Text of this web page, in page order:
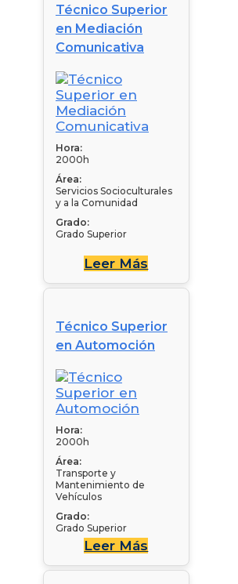
Técnico Superior
en Mediación
Comunicativa
Hora:
2000h
Área:
Servicios Socioculturales
y a la Comunidad
Grado:
Grado Superior
Leer Más
Técnico Superior
en Automoción
Hora:
2000h
Área:
Transporte y
Mantenimiento de
Vehículos
Grado:
Grado Superior
Leer Más